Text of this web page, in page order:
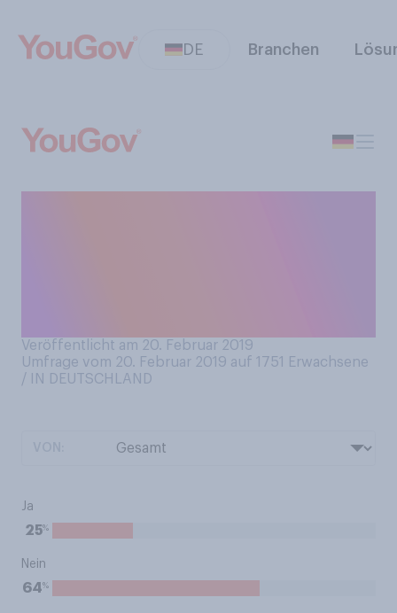
DE Branchen
Veröffentlicht am 20. Februar 2019
Umfrage vom 20. Februar 2019 auf 1751
Erwachsene
/ IN DEUTSCHLAND
Ja
25%
Nein
64%